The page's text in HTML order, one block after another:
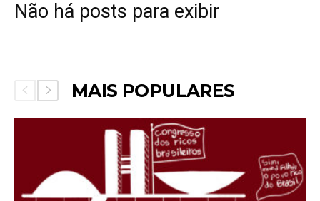
Não há posts para exibir
MAIS POPULARES